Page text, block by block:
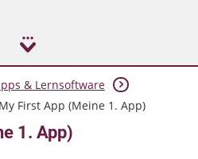
im Netz
& Lernsoftware
My First App (Meine 1. App)
1. App)